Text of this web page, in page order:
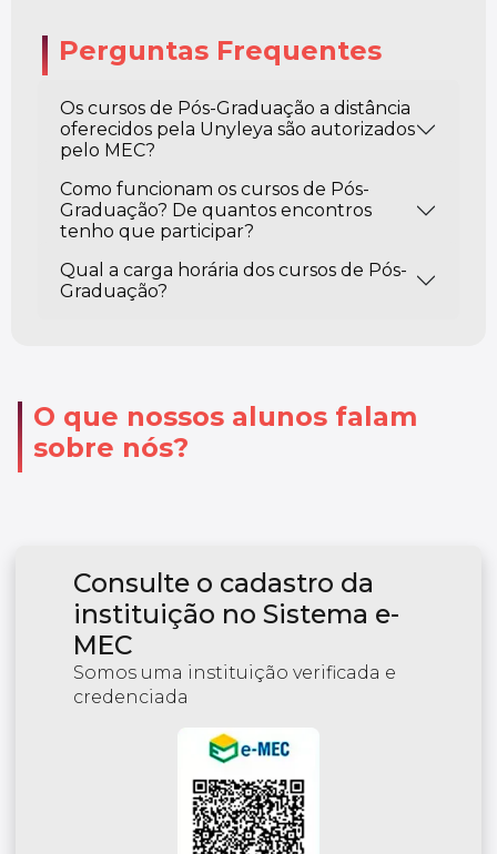
Perguntas Frequentes
Os cursos de Pós-Graduação a distância
oferecidos pela Unyleya são autorizados
pelo MEC?
Como funcionam os cursos de Pós-
Graduação? De quantos encontros
tenho que participar?
Qual a carga horária dos cursos de Pós-
Graduação?
O que nossos alunos falam
sobre nós?
Consulte o cadastro da
instituição no Sistema e-
MEC
Somos uma instituição verificada e
credenciada